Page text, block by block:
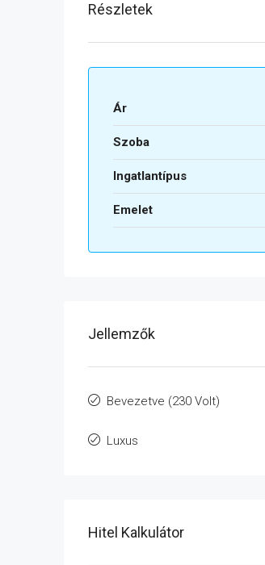
Részletek
Ár
Szoba
Ingatlantípus
Emelet
Jellemzők
Bevezetve (230 Volt)
Luxus
Hitel Kalkulátor